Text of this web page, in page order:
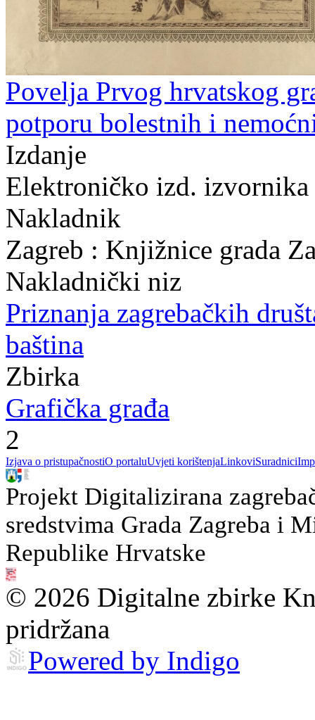
Povelja Prvog hrvatskog
potporu bolestnih i
Izdanje
Elektroničko izd. izvornika
Nakladnik
Zagreb : Knjižnice grada
Nakladnički niz
Priznanja zagrebačkih
baština
Zbirka
Grafička građa
2
Izjava o pristupačnostiO portaluUvjeti korištenjaLinkoviSuradnici
Projekt Digitalizirana
sredstvima Grada Zagreba i
Republike Hrvatske
© 2026 Digitalne zbirke
pridržana
Powered by Indigo